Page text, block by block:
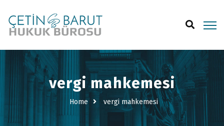
vergi mahkemesi
Home vergi mahkemesi